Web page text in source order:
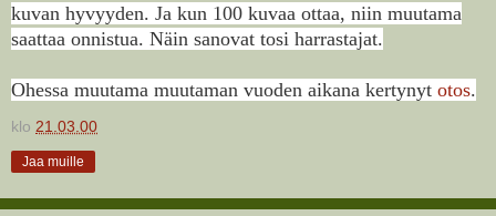
kuvan hyvyyden. Ja kun 100 kuvaa ottaa, niin muutama
saattaa onnistua. Näin sanovat tosi harrastajat.
Ohessa muutama muutaman vuoden aikana kertynyt otos.
klo 21.03.00
Jaa muille